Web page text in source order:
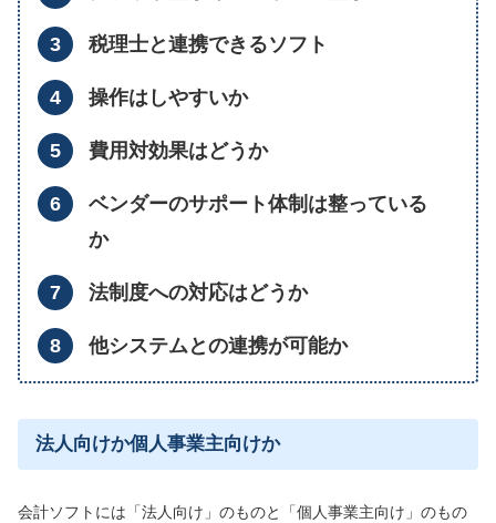
税理士と連携できるソフト
操作はしやすいか
費用対効果はどうか
ベンダーのサポート体制は整っている
か
法制度への対応はどうか
他システムとの連携が可能か
法人向けか個人事業主向けか
会計ソフトには「法人向け」のものと「個人事業主向け」のもの